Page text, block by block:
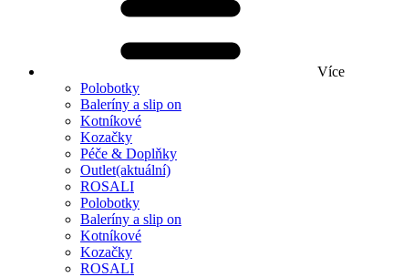
Více
Polobotky
Baleríny a slip on
Kotníkové
Kozačky
Péče & Doplňky
Outlet(aktuální)
ROSALI
Polobotky
Baleríny a slip on
Kotníkové
Kozačky
ROSALI